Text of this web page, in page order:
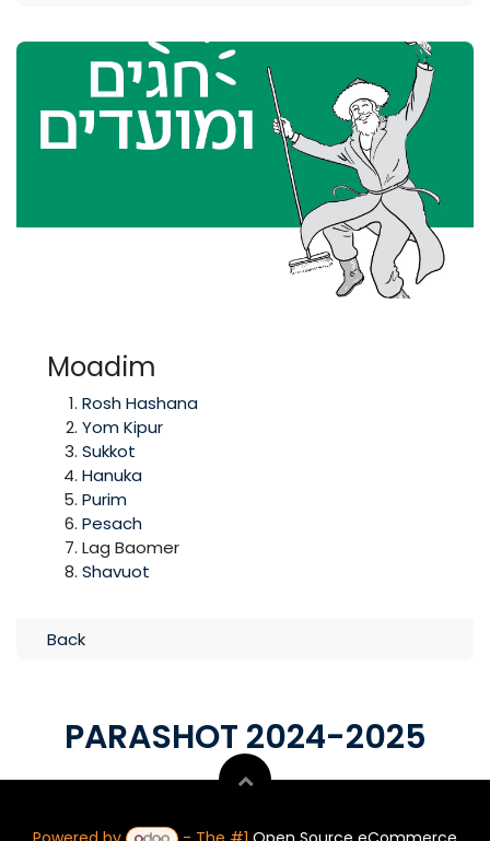
Moadim
Rosh Hashana
Yom Kipur
Sukkot
Hanuka
Purim
Pesach
Lag Baomer
Shavuot
Back
PARASHOT 2024-2025